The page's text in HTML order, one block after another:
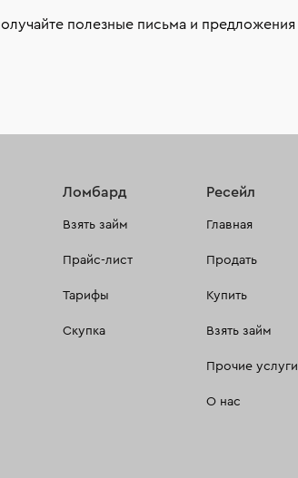
полезные письма и предложения
Ломбард
Взять займ
Прайс-лист
Тарифы
Скупка
Ресейл
Главная
Продать
Купить
Взять займ
Прочие услуги
О нас